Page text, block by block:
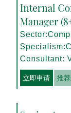
Internal
Manager
Consultant:
立即申请 推